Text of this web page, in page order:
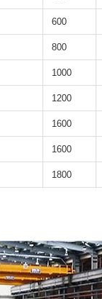
600
800
1000
1200
1600
1600
1800